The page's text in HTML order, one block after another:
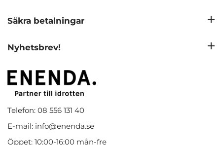
Telefon: 08 556 131 40
E-mail: info@enenda.se
Öppet: 10:00-16:00 mån-fre
Säkra betalningar
Nyhetsbrev!